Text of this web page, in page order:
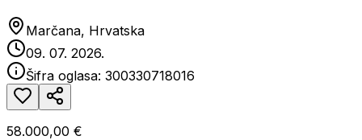
Marčana, Hrvatska
09. 07. 2026.
Šifra oglasa: 300330718016
58.000,00 €